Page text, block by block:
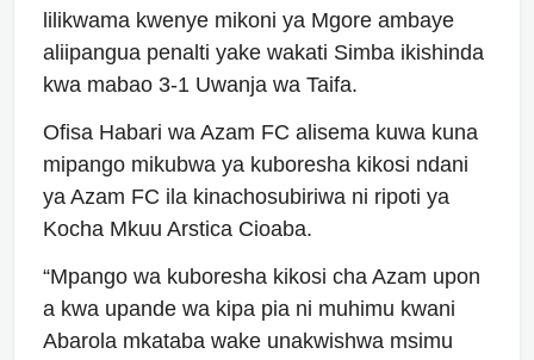
lilikwama kwenye mikoni ya Mgore ambaye
aliipangua penalti yake wakati Simba ikishinda
kwa mabao 3-1 Uwanja wa Taifa.
Ofisa Habari wa Azam FC alisema kuwa kuna
mipango mikubwa ya kuboresha kikosi ndani
ya Azam FC ila kinachosubiriwa ni ripoti ya
Kocha Mkuu Arstica Cioaba.
“Mpango wa kuboresha kikosi cha Azam upon
a kwa upande wa kipa pia ni muhimu kwani
Abarola mkataba wake unakwishwa msimu